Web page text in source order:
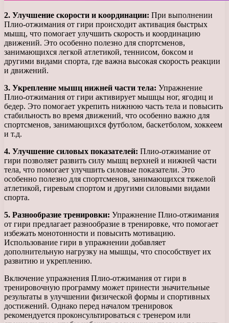
2. Улучшение скорости и координации: При выполнении
Плио-отжимания от гири происходит активация быстрых
мышц, что помогает улучшить скорость и координацию
движений. Это особенно полезно для спортсменов,
занимающихся легкой атлетикой, теннисом, боксом и
другими видами спорта, где важна высокая скорость реакции
и движений.
3. Укрепление мышц нижней части тела: Упражнение
Плио-отжимания от гири активирует мышцы ног, ягодиц и
бедер. Это помогает укрепить нижнюю часть тела и повысить
стабильность во время движений, что особенно важно для
спортсменов, занимающихся футболом, баскетболом, хоккеем
и т.д.
4. Улучшение силовых показателей: Плио-отжимание от
гири позволяет развить силу мышц верхней и нижней части
тела, что помогает улучшить силовые показатели. Это
особенно полезно для спортсменов, занимающихся тяжелой
атлетикой, гиревым спортом и другими силовыми видами
спорта.
5. Разнообразие тренировки: Упражнение Плио-отжимания
от гири предлагает разнообразие в тренировке, что помогает
избежать монотонности и повысить мотивацию.
Использование гири в упражнении добавляет
дополнительную нагрузку на мышцы, что способствует их
развитию и укреплению.
Включение упражнения Плио-отжимания от гири в
тренировочную программу может принести значительные
результаты в улучшении физической формы и спортивных
достижений. Однако перед началом тренировок
рекомендуется проконсультироваться с тренером или